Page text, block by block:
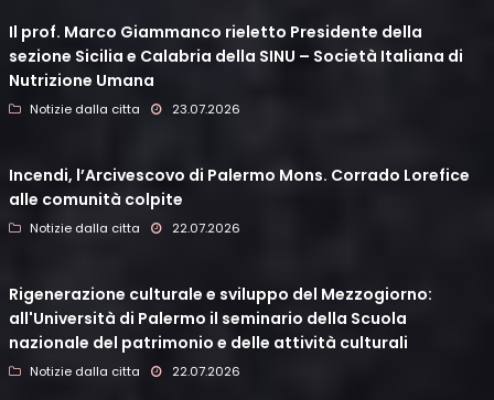
Il prof. Marco Giammanco rieletto Presidente della
sezione Sicilia e Calabria della SINU – Società Italiana di
Nutrizione Umana
Notizie dalla citta 23.07.2026
Incendi, l’Arcivescovo di Palermo Mons. Corrado Lorefice
alle comunità colpite
Notizie dalla citta 22.07.2026
Rigenerazione culturale e sviluppo del Mezzogiorno:
all'Università di Palermo il seminario della Scuola
nazionale del patrimonio e delle attività culturali
Notizie dalla citta 22.07.2026